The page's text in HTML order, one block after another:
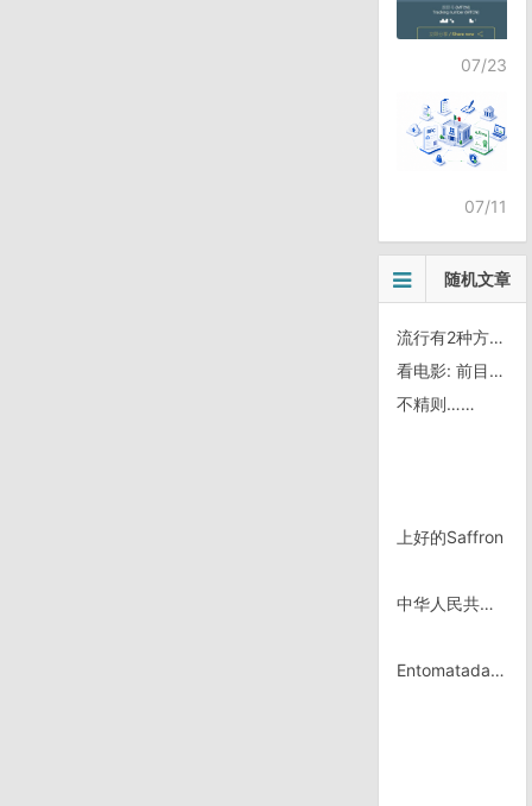
07/23
07/11
随机文章
流行有2种方式：一种是迎合大众的，一种是引导大众的——pigprince
看电影: 前目的地/宿命论
不精则……
上好的Saffron
中华人民共和国公证法
Entomatadas｜骑行墨西哥